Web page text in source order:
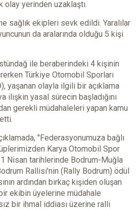
yerinden uzaklaştı.
sağlık ekipleri sevk edildi. Yaralılar
da aralarında olduğu 5 kişi
ile beraberindeki 4 kişinin
Türkiye Otomobil Sporları
yaşanan olayla ilgili bir açıklama
ilişkin yasal sürecin başladığını
gerekli müdahaleleri yapan kamu
"Federasyonumuza bağlı
Karya Otomobil Spor
Nisan tarihlerinde Bodrum-Muğla
Rallisi'nin (Rally Bodrum) ödül
ardından birkaç kişiden oluşan
ekibin üyelerine müdahale
bir ihmal iddiası üzerine ralli